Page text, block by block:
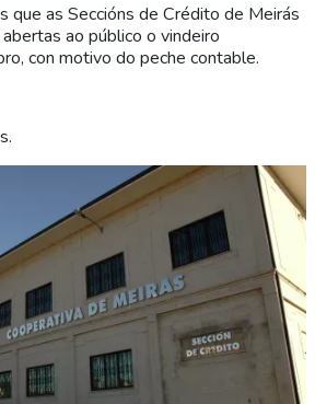
que as Seccións de Crédito de Meirás
ao público o vindeiro
con motivo do peche contable.